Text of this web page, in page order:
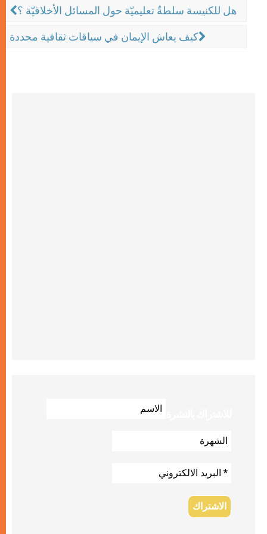
هل للكنيسة سلطةٌ تعليميّة حول المسائل الأخلاقيّة ؟
كيف يعاش الإيمان في سياقات ثقافية محددة